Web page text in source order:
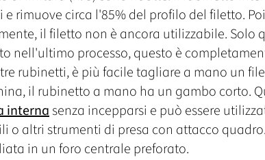
rimuove circa l'85% del profilo del filetto.
il filetto non è ancora utilizzabile. Solo
nell'ultimo processo, questo è
rubinetti, è più facile tagliare a mano un
il rubinetto a mano ha un gambo corto.
internasenza incepparsi e può essere
o altri strumenti di presa con attacco quadro.
in un foro centrale preforato.